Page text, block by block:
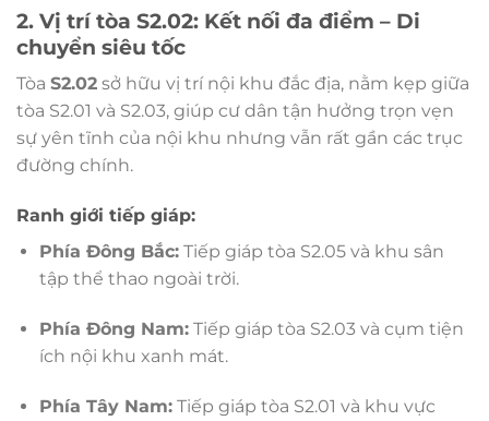
2. Vị trí tòa S2.02: Kết nối đa điểm – Di
chuyển siêu tốc
Tòa S2.02 sở hữu vị trí nội khu đắc địa, nằm kẹp giữa
tòa S2.01 và S2.03, giúp cư dân tận hưởng trọn vẹn
sự yên tĩnh của nội khu nhưng vẫn rất gần các trục
đường chính.
Ranh giới tiếp giáp:
Phía Đông Bắc:Tiếp giáp tòa S2.05 và khu sân
tập thể thao ngoài trời.
Phía Đông Nam:Tiếp giáp tòa S2.03 và cụm tiện
ích nội khu xanh mát.
Phía Tây Nam:Tiếp giáp tòa S2.01 và khu vực